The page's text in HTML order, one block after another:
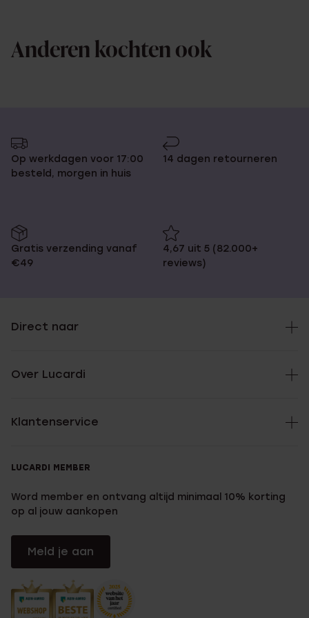
Anderen kochten ook
Op werkdagen voor 17:00
besteld, morgen in huis
14 dagen retourneren
Gratis verzending vanaf
€49
4,67 uit 5 (82.000+
reviews)
Direct naar
Over Lucardi
Klantenservice
LUCARDI MEMBER
Word member en ontvang altijd minimaal 10% korting
op al jouw aankopen
Meld je aan